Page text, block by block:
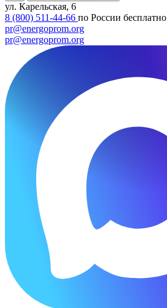
ул. Карельская, 6
8 (800) 511-44-66 по России бесплатно
pr@energoprom.org
pr@energoprom.org